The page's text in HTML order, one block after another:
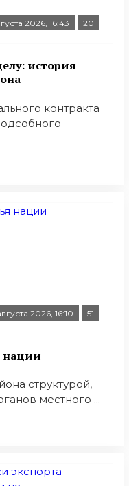
2026, 16:43 20
история
контракта
2026, 16:10 51
нации
структурой,
местного ...